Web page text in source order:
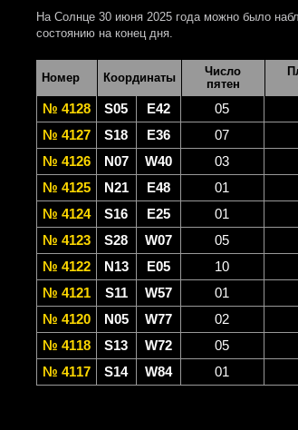
На Солнце 30 июня 2025 года можно было
состоянию на конец дня.
Номер Координаты
Число
пятен
№ 4128 S05 E42 05
№ 4127
S18 E36 07
№ 4126
N07 W40 03
№ 4125
N21 E48 01
№ 4124
S16 E25 01
№ 4123
S28 W07 05
№ 4122
N13 E05 10
№ 4121
S11 W57 01
№ 4120
N05 W77 02
№ 4118
S13 W72 05
№ 4117
S14 W84 01